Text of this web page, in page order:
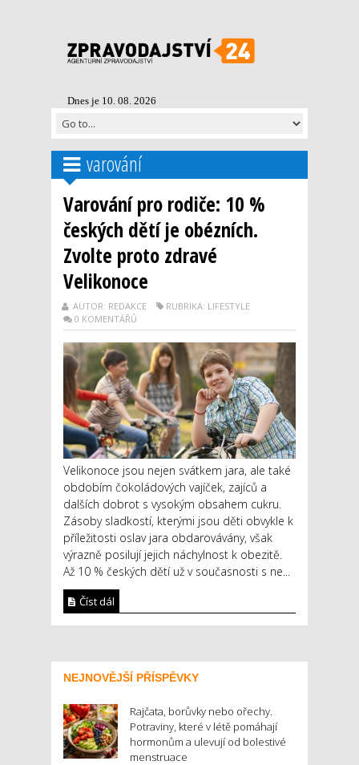
Dnes je 10. 08. 2026
varování
Varování pro rodiče: 10 %
českých dětí je obézních.
Zvolte proto zdravé
Velikonoce
AUTOR: REDAKCE
RUBRIKA: LIFESTYLE
0 KOMENTÁŘŮ
Velikonoce jsou nejen svátkem jara, ale také
obdobím čokoládových vajíček, zajíců a
dalších dobrot s vysokým obsahem cukru.
Zásoby sladkostí, kterými jsou děti obvykle k
příležitosti oslav jara obdarovávány, však
výrazně posilují jejich náchylnost k obezitě.
Až 10 % českých dětí už v současnosti s ne...
Číst dál
NEJNOVĚJŠÍ PŘÍSPĚVKY
Rajčata, borůvky nebo ořechy.
Potraviny, které v létě pomáhají
hormonům a ulevují od bolestivé
menstruace